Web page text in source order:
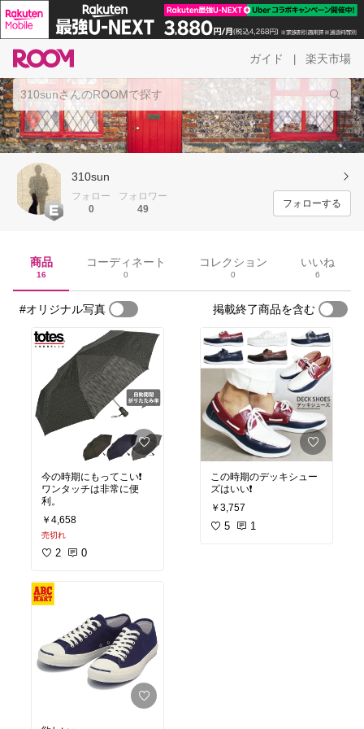
ガイド 楽天市場
310sun
フォロー
0
フォロワー
49
フォローする
商品
16
コーディネート
0
コレクション
0
いいね
6
#オリジナル写真 掲載終了商品を含む
今の時期にもってこい❗️
ワンタッチは非常に便
利。
￥4,658
売切れ
2 0
この時期のデッキシュー
ズはいい❗️
￥3,757
5 1